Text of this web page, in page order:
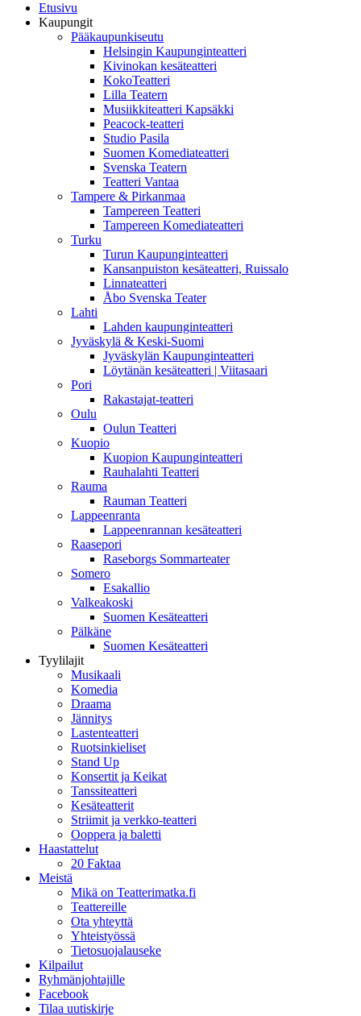
Etusivu
Kaupungit
Pääkaupunkiseutu
Helsingin Kaupunginteatteri
Kivinokan kesäteatteri
KokoTeatteri
Lilla Teatern
Musiikkiteatteri Kapsäkki
Peacock-teatteri
Studio Pasila
Suomen Komediateatteri
Svenska Teatern
Teatteri Vantaa
Tampere & Pirkanmaa
Tampereen Teatteri
Tampereen Komediateatteri
Turku
Turun Kaupunginteatteri
Kansanpuiston kesäteatteri, Ruissalo
Linnateatteri
Åbo Svenska Teater
Lahti
Lahden kaupunginteatteri
Jyväskylä & Keski-Suomi
Jyväskylän Kaupunginteatteri
Löytänän kesäteatteri | Viitasaari
Pori
Rakastajat-teatteri
Oulu
Oulun Teatteri
Kuopio
Kuopion Kaupunginteatteri
Rauhalahti Teatteri
Rauma
Rauman Teatteri
Lappeenranta
Lappeenrannan kesäteatteri
Raasepori
Raseborgs Sommarteater
Somero
Esakallio
Valkeakoski
Suomen Kesäteatteri
Pälkäne
Suomen Kesäteatteri
Tyylilajit
Musikaali
Komedia
Draama
Jännitys
Lastenteatteri
Ruotsinkieliset
Stand Up
Konsertit ja Keikat
Tanssiteatteri
Kesäteatterit
Striimit ja verkko-teatteri
Ooppera ja baletti
Haastattelut
20 Faktaa
Meistä
Mikä on Teatterimatka.fi
Teattereille
Ota yhteyttä
Yhteistyössä
Tietosuojalauseke
Kilpailut
Ryhmänjohtajille
Facebook
Tilaa uutiskirje